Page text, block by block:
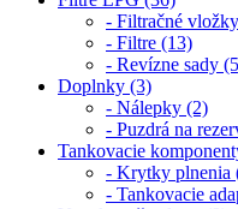
- Filtračné
- Filtre (13)
- Revízne sady
Doplnky (3)
- Nálepky (2)
- Puzdrá na
Tankovacie
- Krytky plnenia
- Tankovacie